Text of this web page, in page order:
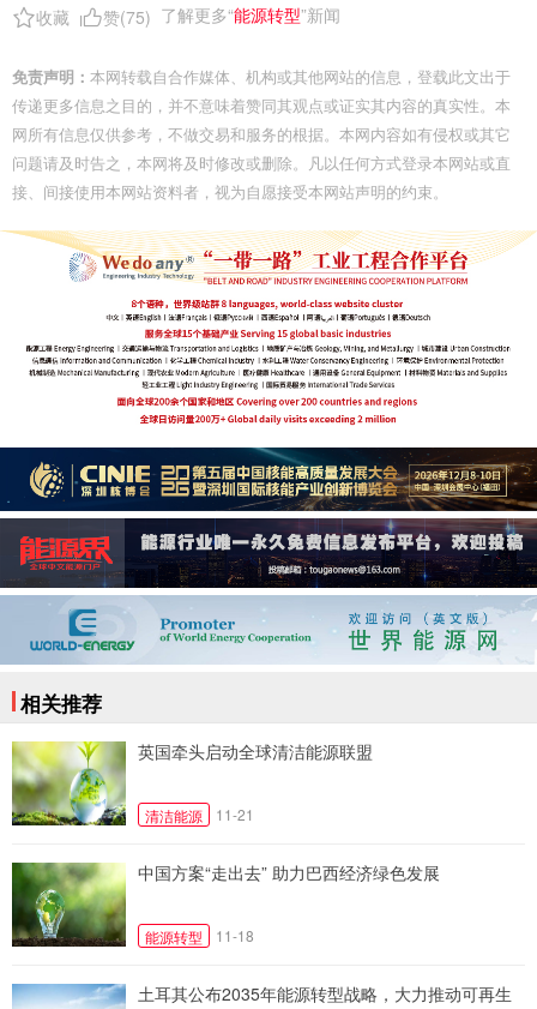
收藏
赞(75) 了解更多“能源转型”新闻
免责声明： 本网转载自合作媒体、机构或其他网站的信息，登载此文出于
传递更多信息之目的，并不意味着赞同其观点或证实其内容的真实性。本
网所有信息仅供参考，不做交易和服务的根据。本网内容如有侵权或其它
问题请及时告之，本网将及时修改或删除。凡以任何方式登录本网站或直
接、间接使用本网站资料者，视为自愿接受本网站声明的约束。
相关推荐
英国牵头启动全球清洁能源联盟
清洁能源 11-21
中国方案“走出去” 助力巴西经济绿色发展
能源转型 11-18
土耳其公布2035年能源转型战略，大力推动可再生